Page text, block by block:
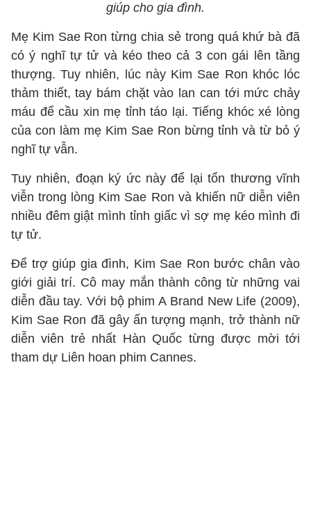
giúp cho gia đình.
Mẹ Kim Sae Ron từng chia sẻ trong quá khứ bà đã
có ý nghĩ tự tử và kéo theo cả 3 con gái lên tầng
thượng. Tuy nhiên, lúc này Kim Sae Ron khóc lóc
thảm thiết, tay bám chặt vào lan can tới mức chảy
máu để cầu xin mẹ tỉnh táo lại. Tiếng khóc xé lòng
của con làm mẹ Kim Sae Ron bừng tỉnh và từ bỏ ý
nghĩ tự vẫn.
Tuy nhiên, đoạn ký ức này để lại tổn thương vĩnh
viễn trong lòng Kim Sae Ron và khiến nữ diễn viên
nhiều đêm giật mình tỉnh giấc vì sợ mẹ kéo mình đi
tự tử.
Để trợ giúp gia đình, Kim Sae Ron bước chân vào
giới giải trí. Cô may mắn thành công từ những vai
diễn đầu tay. Với bộ phim A Brand New Life (2009),
Kim Sae Ron đã gây ấn tượng mạnh, trở thành nữ
diễn viên trẻ nhất Hàn Quốc từng được mời tới
tham dự Liên hoan phim Cannes.